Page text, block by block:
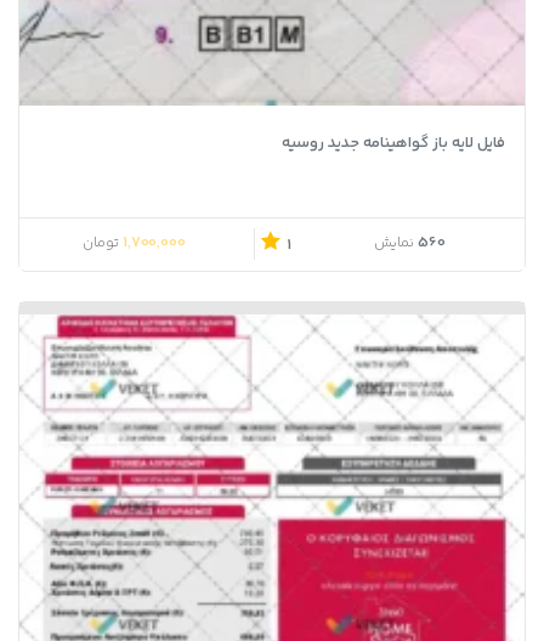
فایل لایه باز گواهینامه جدید روسیه
560 نمایش 1
1,700,000 تومان